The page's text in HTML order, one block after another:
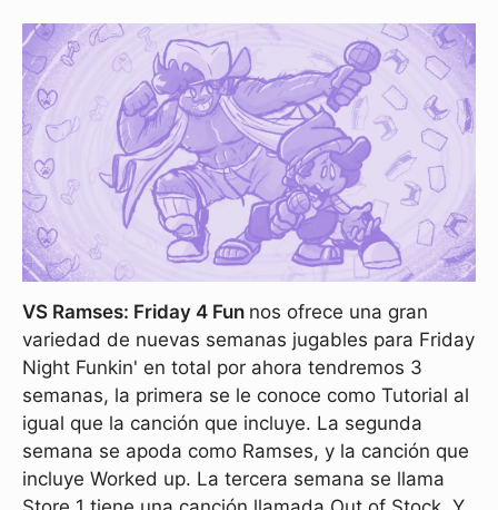
VS Ramses: Friday 4 Fun nos ofrece una gran
variedad de nuevas semanas jugables para Friday
Night Funkin' en total por ahora tendremos 3
semanas, la primera se le conoce como Tutorial al
igual que la canción que incluye. La segunda
semana se apoda como Ramses, y la canción que
incluye Worked up. La tercera semana se llama